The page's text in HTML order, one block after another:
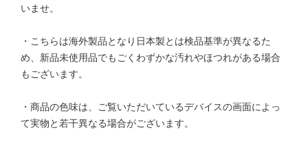
いませ。
・こちらは海外製品となり日本製とは検品基準が異なるた
め、新品未使用品でもごくわずかな汚れやほつれがある場合
もございます。
・商品の色味は、ご覧いただいているデバイスの画面によっ
て実物と若干異なる場合がございます。